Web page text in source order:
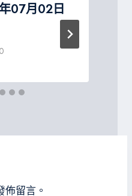
07月02日
佈留言。